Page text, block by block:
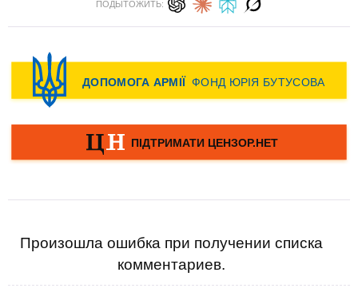
ПОДЫТОЖИТЬ:
Произошла ошибка при получении списка
комментариев.